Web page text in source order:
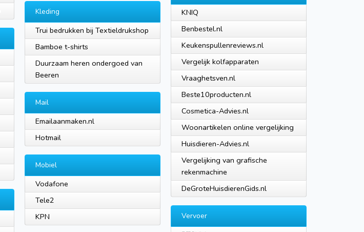
Kleding
Trui bedrukken bij Textieldrukshop
Bamboe t-shirts
Duurzaam heren ondergoed van
Beeren
Mail
Emailaanmaken.nl
Hotmail
Mobiel
Vodafone
Tele2
KPN
KNIQ
Benbestel.nl
Keukenspullenreviews.nl
Vergelijk kolfapparaten
Vraaghetsven.nl
Beste10producten.nl
Cosmetica-Advies.nl
Woonartikelen online vergelijking
Huisdieren-Advies.nl
Vergelijking van grafische
rekenmachine
DeGroteHuisdierenGids.nl
Vervoer